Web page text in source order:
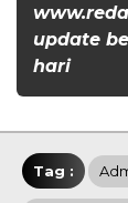
update
hari
Tag :